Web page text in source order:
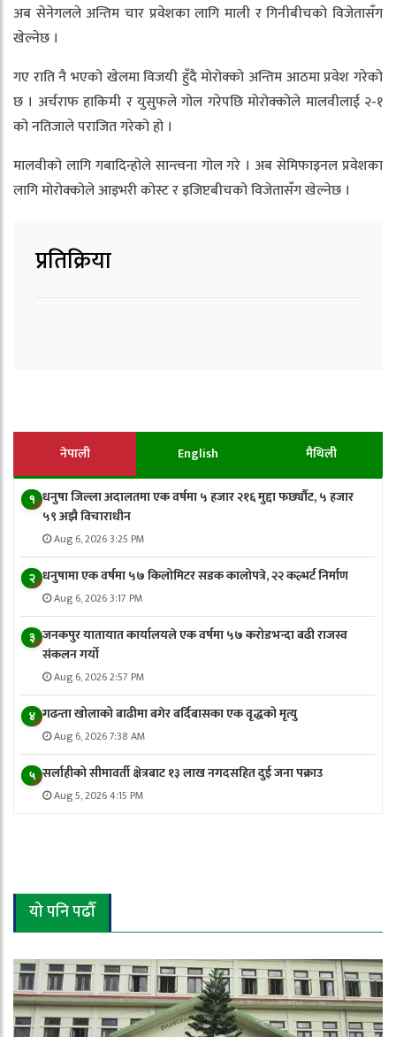
अब सेनेगलले अन्तिम चार प्रवेशका लागि माली र गिनीबीचको विजेतासँग
खेल्नेछ ।
गए राति नै भएको खेलमा विजयी हुँदै मोरोक्को अन्तिम आठमा प्रवेश गरेको
छ । अर्चराफ हाकिमी र युसुफले गोल गरेपछि मोरोक्कोले मालवीलाई २-१
को नतिजाले पराजित गरेको हो ।
मालवीको लागि गबादिन्होले सान्त्वना गोल गरे । अब सेमिफाइनल प्रवेशका
लागि मोरोक्कोले आइभरी कोस्ट र इजिप्टबीचको विजेतासँग खेल्नेछ ।
प्रतिक्रिया
नेपाली English मैथिली
१ धनुषा जिल्ला अदालतमा एक वर्षमा ५ हजार २१६ मुद्दा फर्छ्यौट, ५ हजार
५९ अझै विचाराधीन
Aug 6, 2026 3:25 PM
२ धनुषामा एक वर्षमा ५७ किलोमिटर सडक कालोपत्रे, २२ कल्भर्ट निर्माण
Aug 6, 2026 3:17 PM
३ जनकपुर यातायात कार्यालयले एक वर्षमा ५७ करोडभन्दा बढी राजस्व
संकलन गर्याे
Aug 6, 2026 2:57 PM
४ गढन्ता खोलाको बाढीमा बगेर बर्दिबासका एक वृद्धको मृत्यु
Aug 6, 2026 7:38 AM
५ सर्लाहीको सीमावर्ती क्षेत्रबाट १३ लाख नगदसहित दुई जना पक्राउ
Aug 5, 2026 4:15 PM
यो पनि पढौँ